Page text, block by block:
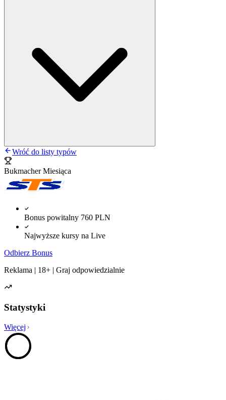
Wróć do listy typów
Bukmacher Miesiąca
Bonus powitalny 760 PLN
Najwyższe kursy na Live
Odbierz Bonus
Reklama | 18+ | Graj odpowiedzialnie
Statystyki
Więcej